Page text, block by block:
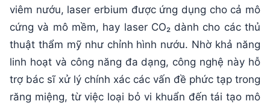
viêm nướu, laser erbium được ứng dụng cho cả mô
cứng và mô mềm, hay laser CO₂ dành cho các thủ
thuật thẩm mỹ như chỉnh hình nướu. Nhờ khả năng
linh hoạt và công năng đa dạng, công nghệ này hỗ
trợ bác sĩ xử lý chính xác các vấn đề phức tạp trong
răng miệng, từ việc loại bỏ vi khuẩn đến tái tạo mô